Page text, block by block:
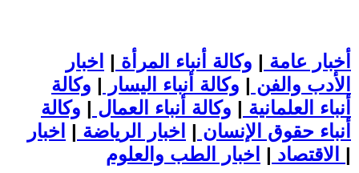
أخبار عامة | وكالة أنباء المرأة | اخبار
الأدب والفن | وكالة أنباء اليسار | وكالة
أنباء العلمانية | وكالة أنباء العمال | وكالة
أنباء حقوق الإنسان | اخبار الرياضة | اخبار
الاقتصاد | |